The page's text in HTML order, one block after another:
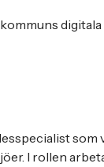
digitala
som
I rollen